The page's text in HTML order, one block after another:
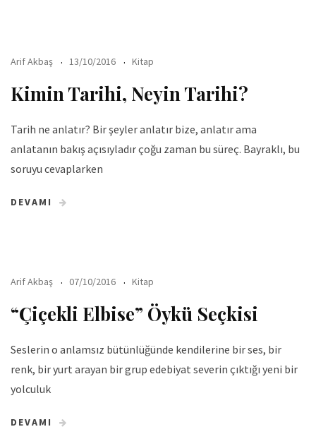
Arif Akbaş 13/10/2016 Kitap
Kimin Tarihi, Neyin Tarihi?
Tarih ne anlatır? Bir şeyler anlatır bize, anlatır ama
anlatanın bakış açısıyladır çoğu zaman bu süreç. Bayraklı, bu
soruyu cevaplarken
DEVAMI
Arif Akbaş 07/10/2016 Kitap
“Çiçekli Elbise” Öykü Seçkisi
Seslerin o anlamsız bütünlüğünde kendilerine bir ses, bir
renk, bir yurt arayan bir grup edebiyat severin çıktığı yeni bir
yolculuk
DEVAMI